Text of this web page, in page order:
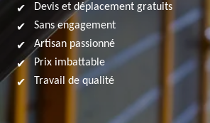
Devis et déplacement gratuits
Sans engagement
Artisan passionné
Prix imbattable
Travail de qualité